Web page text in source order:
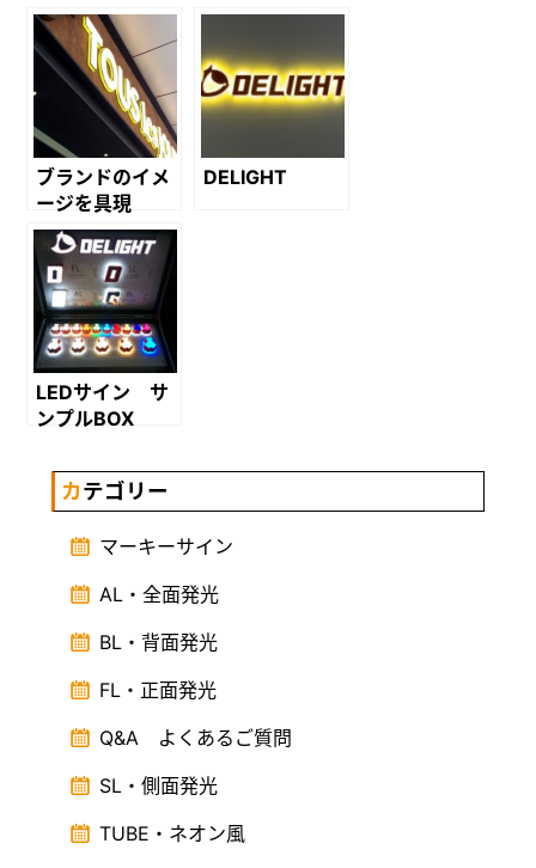
カテゴリー
マーキーサイン
AL・全面発光
BL・背面発光
FL・正面発光
Q&A よくあるご質問
SL・側面発光
TUBE・ネオン風
ブランドのイメ
ージを具現
化！！！
DELIGHT
LEDサイン サ
ンプルBOX